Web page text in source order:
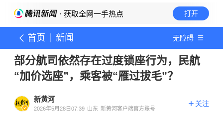
· 获取全网一手热点 打开
首页 新闻 无障碍
部分航司依然存在过度锁座行为，民航
“加价选座”，乘客被“雁过拔毛”？
新黄河
2026年5月28日07:39 山东 新黄河客户端官方账号
关注